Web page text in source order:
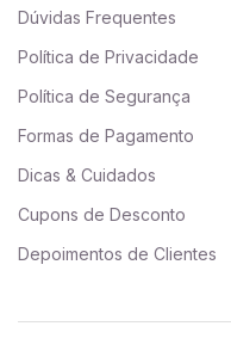
Dúvidas Frequentes
Política de Privacidade
Política de Segurança
Formas de Pagamento
Dicas & Cuidados
Cupons de Desconto
Depoimentos de Clientes